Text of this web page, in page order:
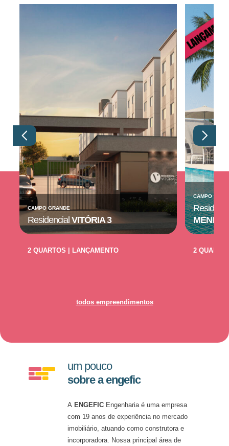
CAMPO GRANDE
Residencial VITÓRIA 3
2 QUARTOS | LANÇAMENTO
CAMPO
2
todos empreendimentos
um pouco
sobre a engefic
A ENGEFICEngenharia é uma empresa
com 19 anos de experiência no mercado
imobiliário, atuando como construtora e
incorporadora. Nossa principal área de